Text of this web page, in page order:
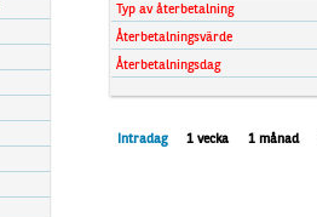
Typ av återbetalning
Återbetalningsvärde
Återbetalningsdag
Intradag 1 vecka 1 månad